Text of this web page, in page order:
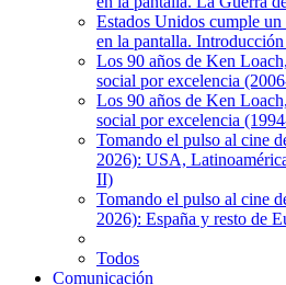
Estados Unidos cumple
en la pantalla.
Los 90 años de Ken
social por excelencia
Los 90 años de Ken
social por excelencia
Tomando el pulso al cine
2026): USA,
II)
Tomando el pulso al cine
2026): España y resto de
Todos
Comunicación